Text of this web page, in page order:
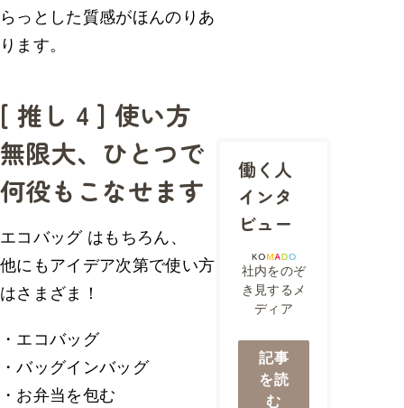
らっとした質感がほんのりあ
ります。
[ 推し 4 ] 使い方
無限大、ひとつで
何役もこなせます
エコバッグ はもちろん、
他にもアイデア次第で使い方
はさまざま！
・エコバッグ
・バッグインバッグ
・お弁当を包む
働く人
インタ
ビュー
社内をのぞ
き見するメ
ディア
記事
を読
む